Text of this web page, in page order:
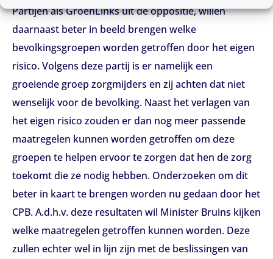
Partijen als GroenLinks uit de oppositie, willen
daarnaast beter in beeld brengen welke
bevolkingsgroepen worden getroffen door het eigen
risico. Volgens deze partij is er namelijk een
groeiende groep zorgmijders en zij achten dat niet
wenselijk voor de bevolking. Naast het verlagen van
het eigen risico zouden er dan nog meer passende
maatregelen kunnen worden getroffen om deze
groepen te helpen ervoor te zorgen dat hen de zorg
toekomt die ze nodig hebben. Onderzoeken om dit
beter in kaart te brengen worden nu gedaan door het
CPB. A.d.h.v. deze resultaten wil Minister Bruins kijken
welke maatregelen getroffen kunnen worden. Deze
zullen echter wel in lijn zijn met de beslissingen van